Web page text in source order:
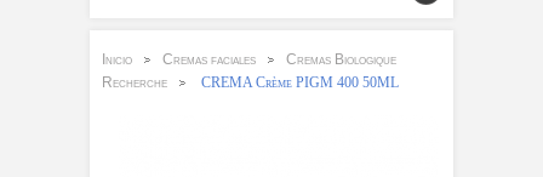
Inicio
Cremas faciales
>
Cremas Biologique
Recherche
CREMA Crème PIGM 400 50ML